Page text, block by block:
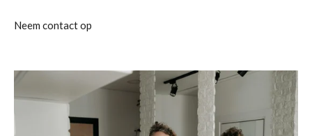
Neem contact op